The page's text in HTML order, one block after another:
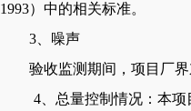
1993）中的相关标准。
3、噪声
验收监测期间，项目厂
4、总量控制情况：本项